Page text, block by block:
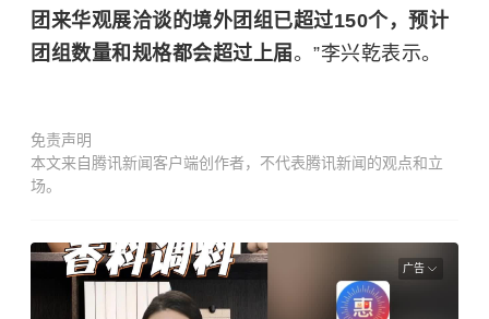
团来华观展洽谈的境外团组已超过150个，预计
团组数量和规格都会超过上届。”李兴乾表示。
免责声明
本文来自腾讯新闻客户端创作者，不代表腾讯新闻的观点和立
场。
广告